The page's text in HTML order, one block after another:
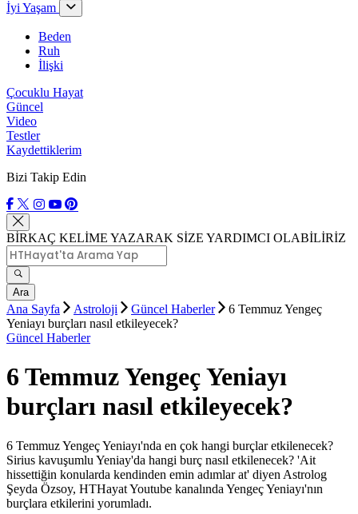
İyi Yaşam
Beden
Ruh
İlişki
Çocuklu Hayat
Güncel
Video
Testler
Kaydettiklerim
Bizi Takip Edin
BİRKAÇ KELİME YAZARAK SİZE YARDIMCI OLABİLİRİZ
Ara
Ana Sayfa Astroloji Güncel Haberler
6 Temmuz Yengeç
Yeniayı burçları nasıl etkileyecek?
Güncel Haberler
6 Temmuz Yengeç Yeniayı
burçları nasıl etkileyecek?
6 Temmuz Yengeç Yeniayı'nda en çok hangi burçlar etkilenecek?
Sirius kavuşumlu Yeniay'da hangi burç nasıl etkilenecek? 'Ait
hissettiğin konularda kendinden emin adımlar at' diyen Astrolog
Şeyda Özsoy, HTHayat Youtube kanalında Yengeç Yeniayı'nın
burçlara etkilerini yorumladı.